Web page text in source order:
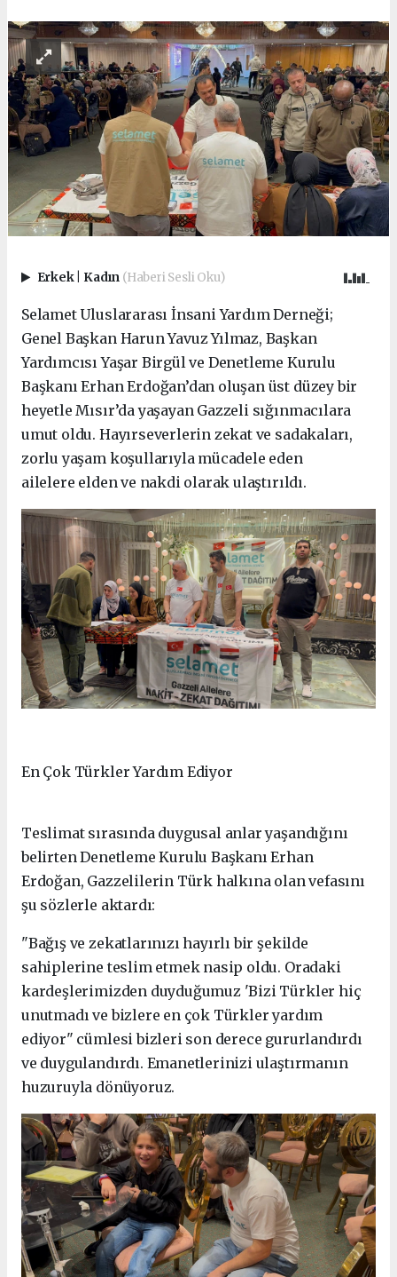
Erkek Kadın (Haberi Sesli Oku)
Selamet Uluslararası İnsani Yardım Derneği;
Genel Başkan Harun Yavuz Yılmaz, Başkan
Yardımcısı Yaşar Birgül ve Denetleme Kurulu
Başkanı Erhan Erdoğan’dan oluşan üst düzey bir
heyetle Mısır’da yaşayan Gazzeli sığınmacılara
umut oldu. Hayırseverlerin zekat ve sadakaları,
zorlu yaşam koşullarıyla mücadele eden
ailelere elden ve nakdi olarak ulaştırıldı.
En Çok Türkler Yardım Ediyor
Teslimat sırasında duygusal anlar yaşandığını
belirten Denetleme Kurulu Başkanı Erhan
Erdoğan, Gazzelilerin Türk halkına olan vefasını
şu sözlerle aktardı:
"Bağış ve zekatlarınızı hayırlı bir şekilde
sahiplerine teslim etmek nasip oldu. Oradaki
kardeşlerimizden duyduğumuz 'Bizi Türkler hiç
unutmadı ve bizlere en çok Türkler yardım
ediyor" cümlesi bizleri son derece gururlandırdı
ve duygulandırdı. Emanetlerinizi ulaştırmanın
huzuruyla dönüyoruz.